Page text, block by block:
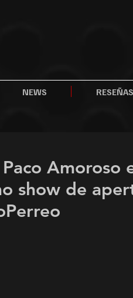
NEWS RESEÑAS
Amoroso
show de